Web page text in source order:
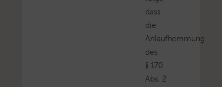
dass
die
Anlaufhemmung
des
§ 170
Abs. 2